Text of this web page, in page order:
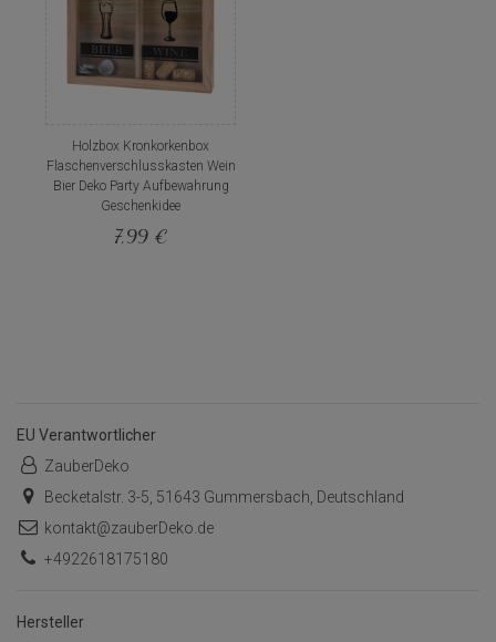
Holzbox Kronkorkenbox
Flaschenverschlusskasten Wein
Bier Deko Party Aufbewahrung
Geschenkidee
7,99 €
EU Verantwortlicher
ZauberDeko
Becketalstr. 3-5, 51643 Gummersbach, Deutschland
kontakt@zauberDeko.de
+4922618175180
Hersteller